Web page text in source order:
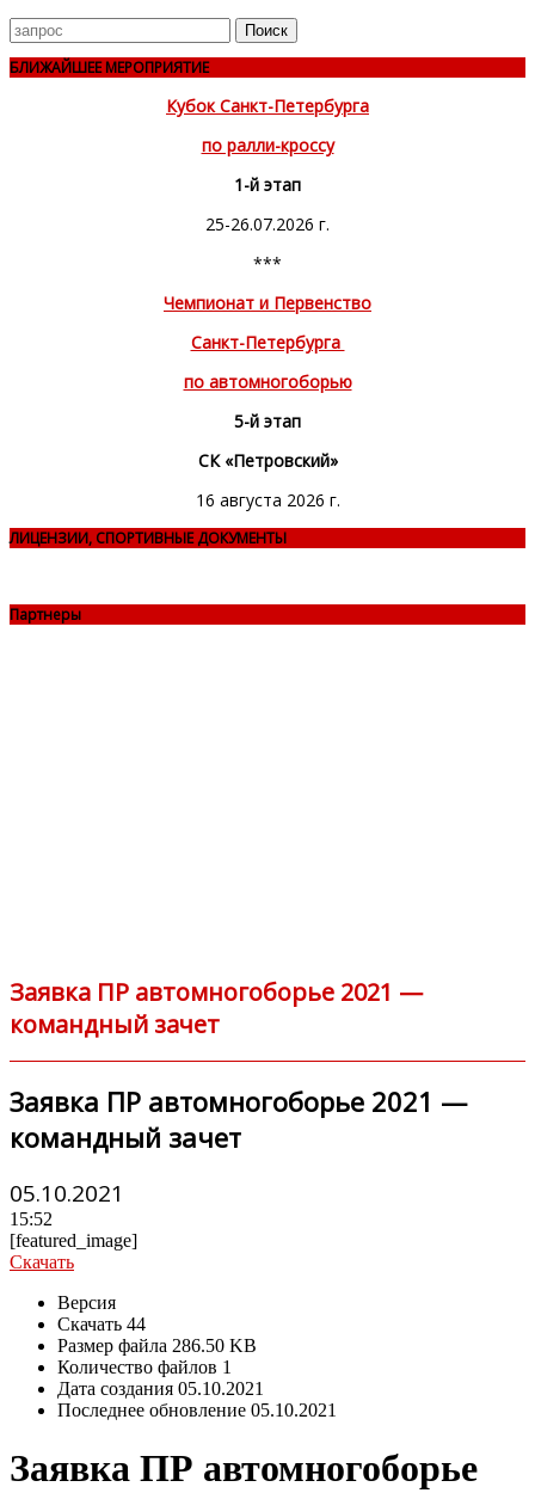
Поиск
для
БЛИЖАЙШЕЕ МЕРОПРИЯТИЕ
Кубок Санкт-Петербурга
по ралли-кроссу
1-й этап
25-26.07.2026 г.
***
Чемпионат и Первенство
Санкт-Петербурга
по автомногоборью
5-й этап
СК «Петровский»
16 августа 2026 г.
ЛИЦЕНЗИИ, СПОРТИВНЫЕ ДОКУМЕНТЫ
Партнеры
Заявка ПР автомногоборье 2021 —
командный зачет
Заявка ПР автомногоборье 2021 —
командный зачет
05.10.2021
15:52
[featured_image]
Скачать
Версия
Скачать 44
Размер файла 286.50 KB
Количество файлов 1
Дата создания 05.10.2021
Последнее обновление 05.10.2021
Заявка ПР автомногоборье